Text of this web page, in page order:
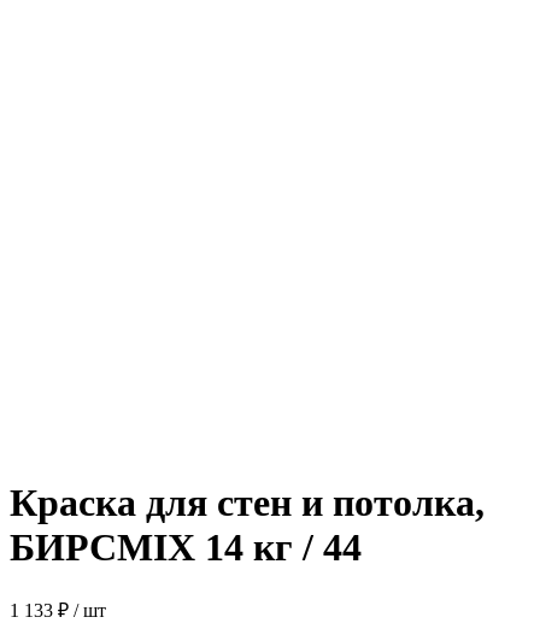
Краска для стен и потолка,
БИРСMIX 14 кг / 44
1 133 ₽ / шт